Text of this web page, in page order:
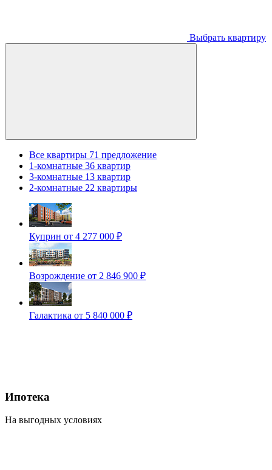
Выбрать квартиру
Все квартиры 71 предложение
1-комнатные 36 квартир
3-комнатные 13 квартир
2-комнатные 22 квартиры
Куприн от 4 277 000 ₽
Возрождение от 2 846 900 ₽
Галактика от 5 840 000 ₽
Ипотека
На выгодных условиях